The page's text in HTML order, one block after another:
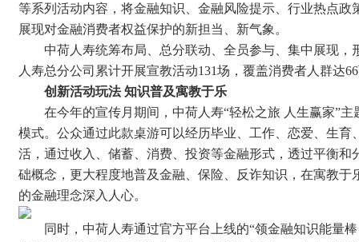
等系列活动内容，将金融知识、金融风险提示、行业热点
展现对金融消费者权益保护的新担当、新气象。
中荷人寿统筹布局、总分联动、全员参与、集中展现
人寿总分公司累计开展宣教活动131场，覆盖消费者人群达
创新活动玩法 知识普及寓教于乐
在今年的宣传月期间，中荷人寿“轻松之旅 人生赢家”
模式。公众通过此款桌游可以经历毕业、工作、恋爱、生
活，通过收入、储蓄、消费、投资等金融形式，透过平衡
础概念，更大程度地普及金融、保险、反诈知识，在寓教
的金融理念深入人心。
同时，中荷人寿通过官方平台上线的“领金融知识能量